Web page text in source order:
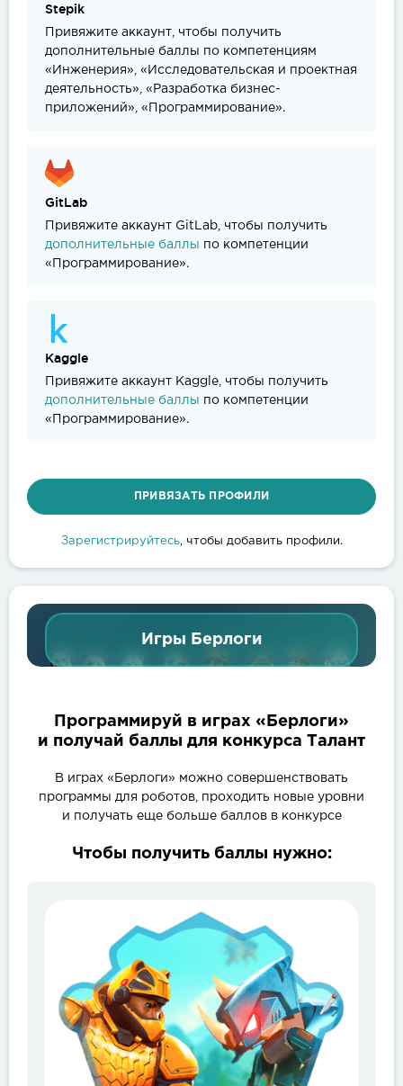
Stepik
Привяжите аккаунт, чтобы получить
дополнительные баллы по компетенциям
«Инженерия», «Исследовательская и проектная
деятельность», «Разработка бизнес-
приложений», «Программирование».
GitLab
Привяжите аккаунт GitLab, чтобы получить
дополнительные баллы по компетенции
«Программирование».
Kaggle
Привяжите аккаунт Kaggle, чтобы получить
дополнительные баллы по компетенции
«Программирование».
ПРИВЯЗАТЬ ПРОФИЛИ
Зарегистрируйтесь, чтобы добавить профили.
Игры Берлоги
Программируй в играх «Берлоги»
и получай баллы для конкурса Талант
В играх «Берлоги» можно совершенствовать
программы для роботов, проходить новые уровни
и получать еще больше баллов в конкурсе
Чтобы получить баллы нужно: